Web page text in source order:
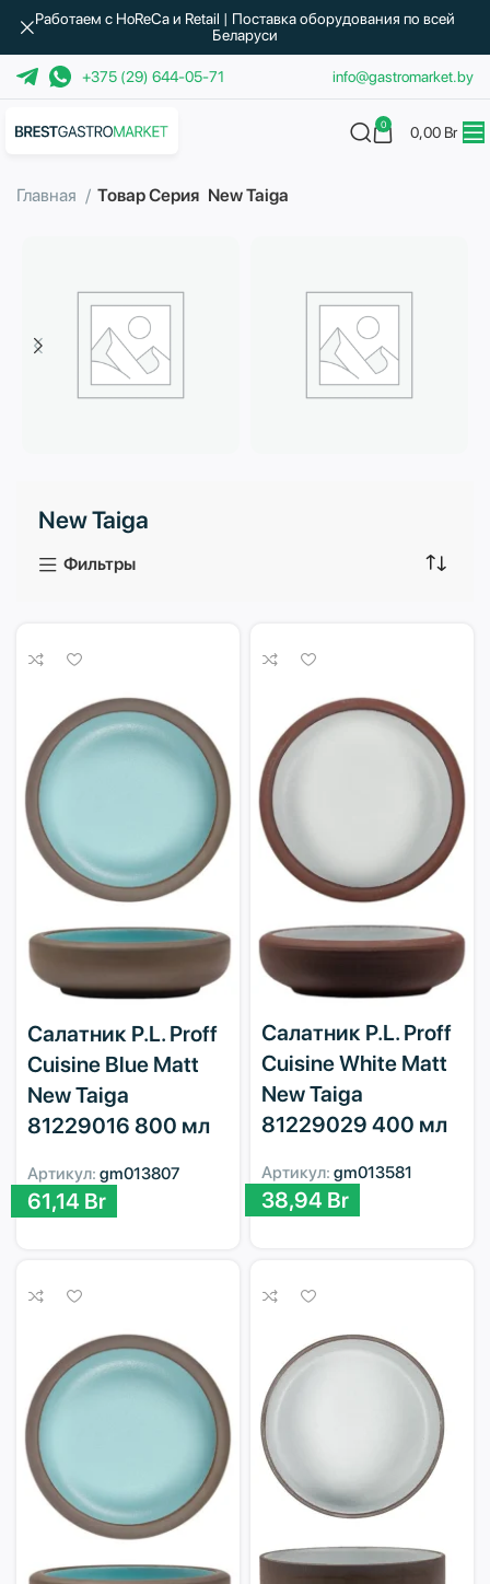
+375 (29) 644-05-71 info@gastromarket.by
0 0,00 Br
Главная Товар Серия New Taiga
3 продукта
New Taiga
Фильтры
Салатник P.L. Proff
Cuisine Blue Matt
New Taiga
81229016 800 мл
Артикул: gm013807
61,14 Br
Салатник P.L. Proff
Cuisine White Matt
New Taiga
81229029 400 мл
Артикул: gm013581
38,94 Br
Работаем с HoReCa и Retail | Поставка оборудования по всей
Беларуси